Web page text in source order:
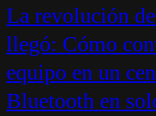
La revolución
llegó: Cómo
equipo en un
Bluetooth en